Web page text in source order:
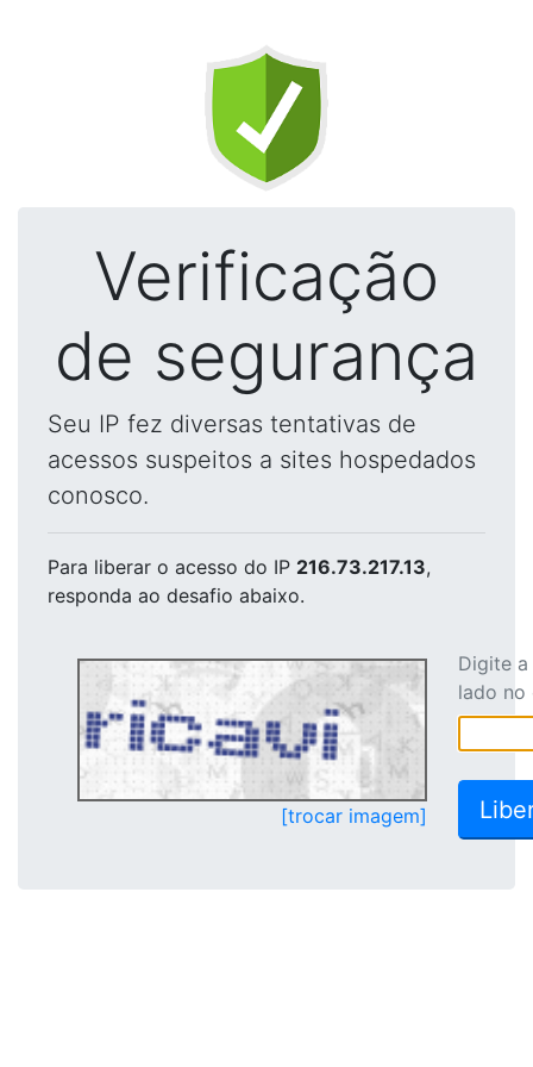
Verificação
de segurança
Seu IP fez diversas tentativas de
acessos suspeitos a sites hospedados
conosco.
Para liberar o acesso do IP 216.73.217.13,
responda ao desafio abaixo.
[trocar imagem]
Digite
lado no